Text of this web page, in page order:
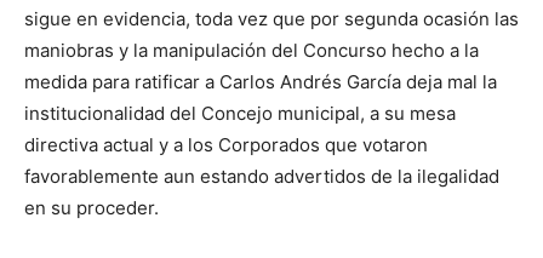
sigue en evidencia, toda vez que por segunda ocasión las
maniobras y la manipulación del Concurso hecho a la
medida para ratificar a Carlos Andrés García deja mal la
institucionalidad del Concejo municipal, a su mesa
directiva actual y a los Corporados que votaron
favorablemente aun estando advertidos de la ilegalidad
en su proceder.